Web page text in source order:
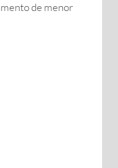
de menor